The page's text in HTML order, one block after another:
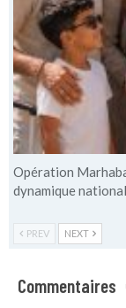
Opération
dynamique
PREV NEXT
Commentaires